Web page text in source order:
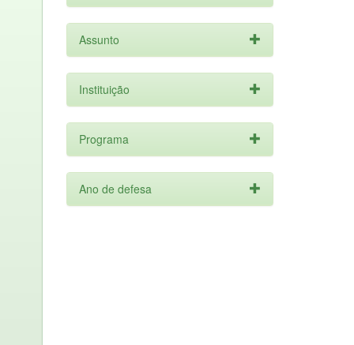
Assunto
Instituição
Programa
Ano de defesa